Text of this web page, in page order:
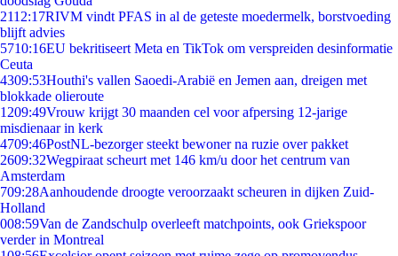
2112:17RIVM vindt PFAS in al de geteste moedermelk, borstvoeding
blijft advies
5710:16EU bekritiseert Meta en TikTok om verspreiden desinformatie
Ceuta
4309:53Houthi's vallen Saoedi-Arabië en Jemen aan, dreigen met
blokkade olieroute
1209:49Vrouw krijgt 30 maanden cel voor afpersing 12-jarige
misdienaar in kerk
4709:46PostNL-bezorger steekt bewoner na ruzie over pakket
2609:32Wegpiraat scheurt met 146 km/u door het centrum van
Amsterdam
709:28Aanhoudende droogte veroorzaakt scheuren in dijken Zuid-
Holland
008:59Van de Zandschulp overleeft matchpoints, ook Griekspoor
verder in Montreal